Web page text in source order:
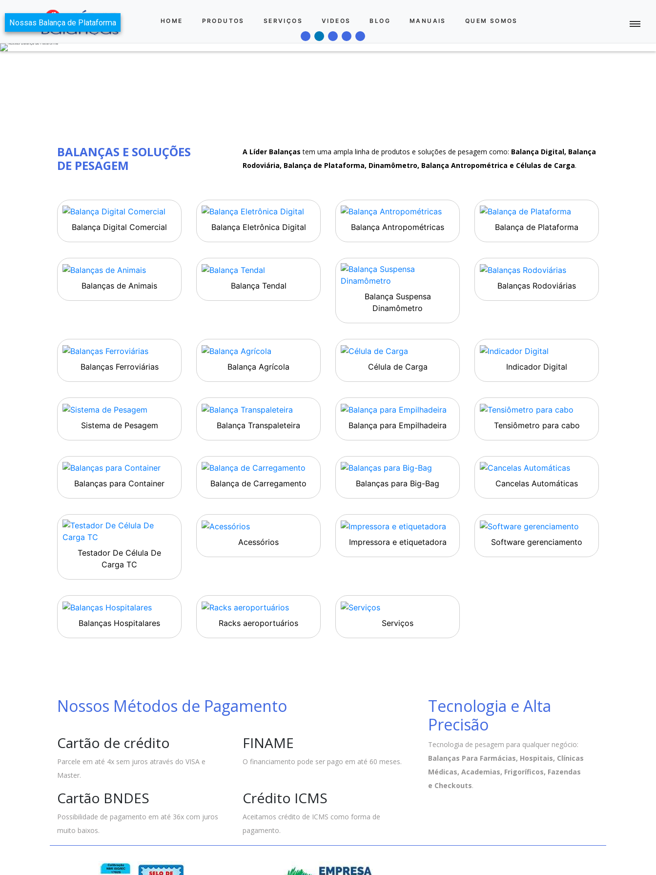
HOME PRODUTOS SERVIÇOS VIDEOS BLOG MANUAIS QUEM SOMOS
Nossas Balança de Plataforma
BALANÇAS E SOLUÇÕES
DE PESAGEM
A Líder Balanças tem uma ampla linha de produtos e soluções de pesagem como: Balança Digital, Balança
Rodoviária, Balança de Plataforma, Dinamômetro, Balança Antropométrica e Células de Carga.
Balança Digital Comercial Balança Eletrônica Digital Balança Antropométricas Balança de Plataforma
Balanças de Animais
Balança Tendal
Balança Suspensa
Dinamômetro
Balanças Rodoviárias
Balanças Ferroviárias Balança Agrícola Célula de Carga Indicador Digital
Sistema de Pesagem Balança Transpaleteira Balança para Empilhadeira Tensiômetro para cabo
Balanças para Container Balança de Carregamento Balanças para Big-Bag Cancelas Automáticas
Testador De Célula De
Carga TC
Acessórios Impressora e etiquetadora Software gerenciamento
Balanças Hospitalares Racks aeroportuários Serviços
Nossos Métodos de Pagamento
Cartão de crédito
Parcele em até 4x sem juros através do VISA e
Master.
FINAME
O financiamento pode ser pago em até 60 meses.
Cartão BNDES
Possibilidade de pagamento em até 36x com juros
muito baixos.
Crédito ICMS
Aceitamos crédito de ICMS como forma de
pagamento.
Tecnologia e Alta
Precisão
Tecnologia de pesagem para qualquer negócio:
Balanças Para Farmácias, Hospitais, Clínicas
Médicas, Academias, Frigoríficos, Fazendas
e Checkouts.